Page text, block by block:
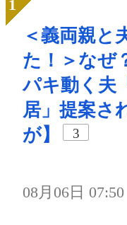
＜義両親と
た！＞なぜ
パキ動く夫
居」提案さ
が】
3
08月06日 07:50